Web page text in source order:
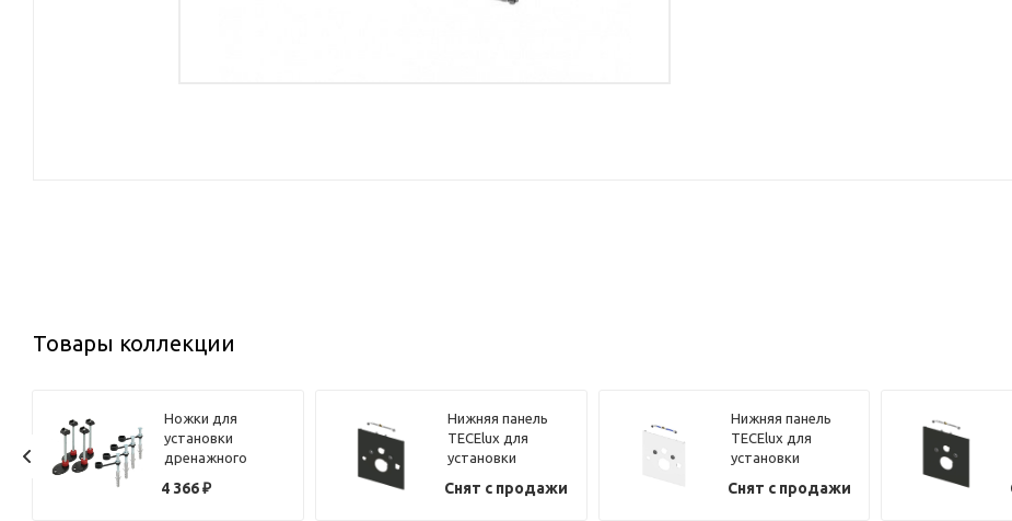
Товары коллекции
Ножки для
установки
дренажного
сифоном 650002
4 366₽
Нижняя панель
TECElux для
установки
TOTO Neorest
Снят с продажи
Нижняя панель
TECElux для
установки
TOTO Neorest
Снят с продажи